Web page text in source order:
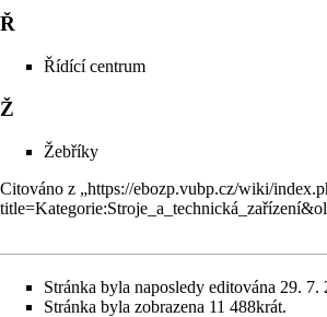
Ř
Řídící centrum
Ž
Žebříky
Citováno z „https://ebozp.vubp.cz/wiki/
Stránka byla naposledy editována 29. 7.
Stránka byla zobrazena 11 488krát.